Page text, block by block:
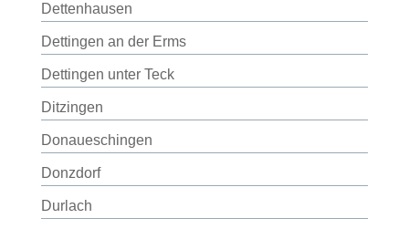
Dettenhausen
Dettingen an der Erms
Dettingen unter Teck
Ditzingen
Donaueschingen
Donzdorf
Durlach